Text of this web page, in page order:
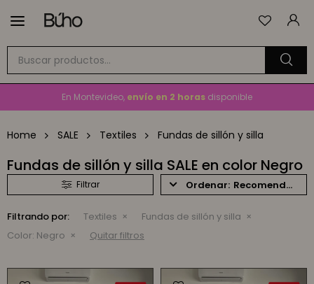

GRATIS
En Montevideo, envío en 2 horas disponible
Home SALE Textiles Fundas de sillón y silla
Fundas de sillón y silla SALE en color Negro
Recomendados
Filtrando por: Textiles
Fundas de sillón y silla
Color: Negro Quitar filtros